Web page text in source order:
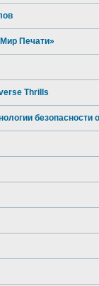
Печати»
Thrills
безопасности